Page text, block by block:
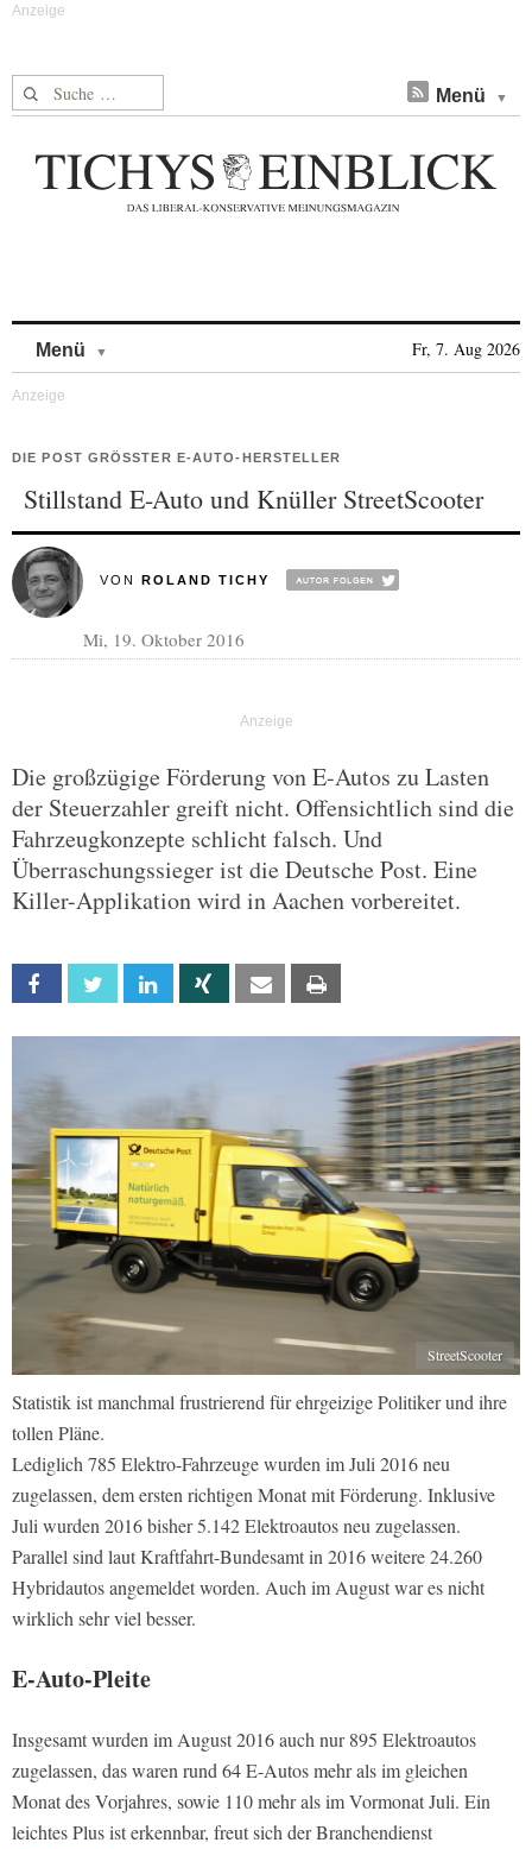
Suche nach: Menü
Menü Fr, 7. Aug 2026
DIE POST GRÖSSTER E-AUTO-HERSTELLER
Stillstand E-Auto und Knüller StreetScooter
VON ROLAND TICHY
Mi, 19. Oktober 2016
Die großzügige Förderung von E-Autos zu Lasten
der Steuerzahler greift nicht. Offensichtlich sind die
Fahrzeugkonzepte schlicht falsch. Und
Überraschungssieger ist die Deutsche Post. Eine
Killer-Applikation wird in Aachen vorbereitet.
Facebook Twitter Linkedin Xing Email
StreetScooter
Statistik ist manchmal frustrierend für ehrgeizige Politiker und ihre
tollen Pläne.
Lediglich 785 Elektro-Fahrzeuge wurden im Juli 2016 neu
zugelassen, dem ersten richtigen Monat mit Förderung. Inklusive
Juli wurden 2016 bisher 5.142 Elektroautos neu zugelassen.
Parallel sind laut Kraftfahrt-Bundesamt in 2016 weitere 24.260
Hybridautos angemeldet worden. Auch im August war es nicht
wirklich sehr viel besser.
E-Auto-Pleite
Insgesamt wurden im August 2016 auch nur 895 Elektroautos
zugelassen, das waren rund 64 E-Autos mehr als im gleichen
Monat des Vorjahres, sowie 110 mehr als im Vormonat Juli. Ein
leichtes Plus ist erkennbar, freut sich der Branchendienst